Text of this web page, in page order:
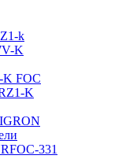
k
K
K FOC
K
331